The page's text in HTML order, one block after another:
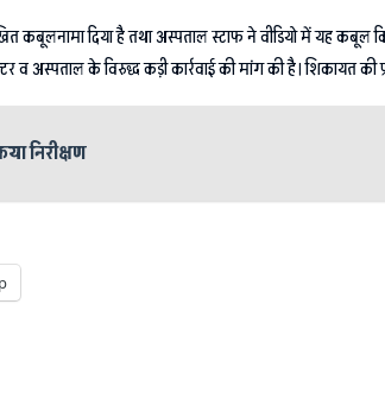
कबूलनामा दिया है तथा अस्पताल स्टाफ ने वीडियो में यह कबूल
के विरुद्ध कड़ी कार्रवाई की मांग की है। शिकायत की
निरीक्षण